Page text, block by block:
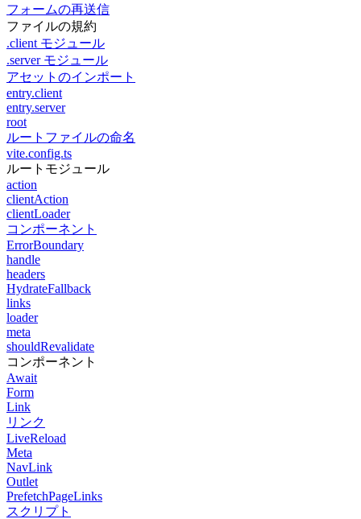
フォームの再送信
ファイルの規約
.client モジュール
.server モジュール
アセットのインポート
entry.client
entry.server
root
ルートファイルの命名
vite.config.ts
ルートモジュール
action
clientAction
clientLoader
コンポーネント
ErrorBoundary
handle
headers
HydrateFallback
links
loader
meta
shouldRevalidate
コンポーネント
Await
Form
Link
リンク
LiveReload
Meta
NavLink
Outlet
PrefetchPageLinks
スクリプト